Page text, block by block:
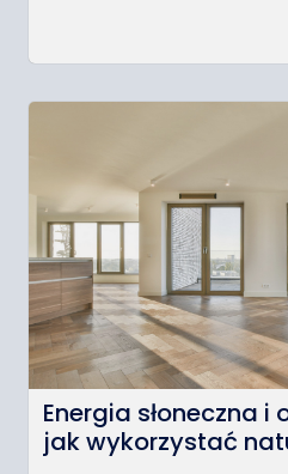
Energia słoneczna
jak wykorzystać